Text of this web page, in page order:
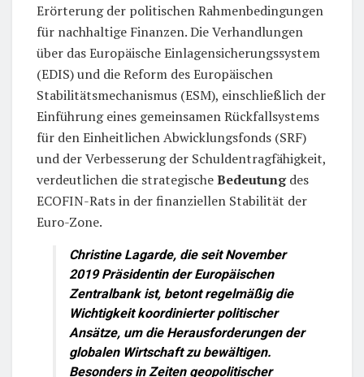
Erörterung der politischen Rahmenbedingungen
für nachhaltige Finanzen. Die Verhandlungen
über das Europäische Einlagensicherungssystem
(EDIS) und die Reform des Europäischen
Stabilitätsmechanismus (ESM), einschließlich der
Einführung eines gemeinsamen Rückfallsystems
für den Einheitlichen Abwicklungsfonds (SRF)
und der Verbesserung der Schuldentragfähigkeit,
verdeutlichen die strategischeBedeutungdes
ECOFIN-Rats in der finanziellen Stabilität der
Euro-Zone.
Christine Lagarde, die seit November
2019 Präsidentin der Europäischen
Zentralbank ist, betont regelmäßig die
Wichtigkeit koordinierter politischer
Ansätze, um die Herausforderungen der
globalen Wirtschaft zu bewältigen.
Besonders in Zeiten geopolitischer